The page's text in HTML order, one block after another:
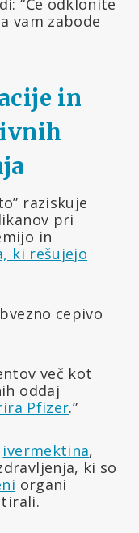
vam zabode
in
raziskuje
pri
in
ki rešujejo
cepivo
več kot
oddaj
Pfizer.”
ivermektina,
ki so
organi